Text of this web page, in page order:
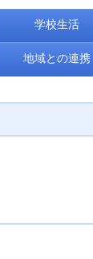
学校生活
地域との連携